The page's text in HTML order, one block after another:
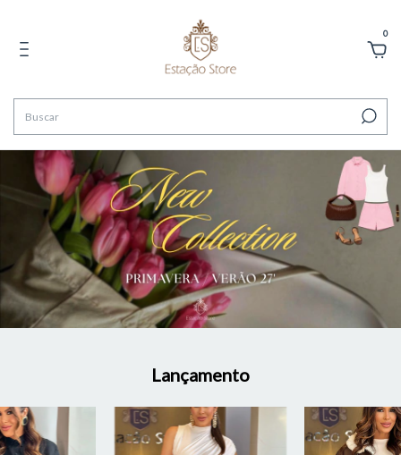
0
Lançamento